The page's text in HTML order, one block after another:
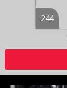
244